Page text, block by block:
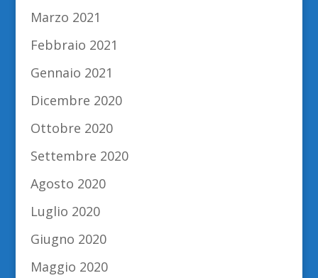
Marzo 2021
Febbraio 2021
Gennaio 2021
Dicembre 2020
Ottobre 2020
Settembre 2020
Agosto 2020
Luglio 2020
Giugno 2020
Maggio 2020